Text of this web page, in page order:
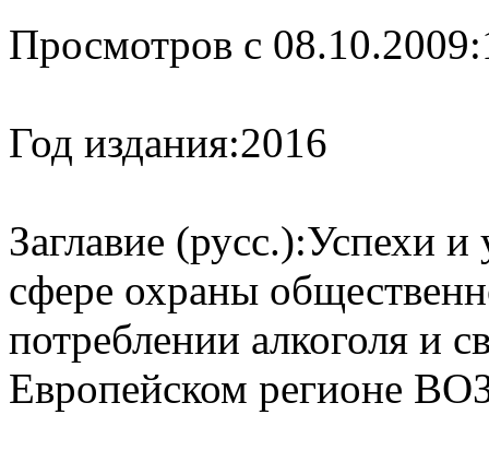
Просмотров с 08.10.2009:
Год издания:2016
Заглавие (русс.):Успехи и
сфере охраны
потреблении алкоголя и
Европейском регионе